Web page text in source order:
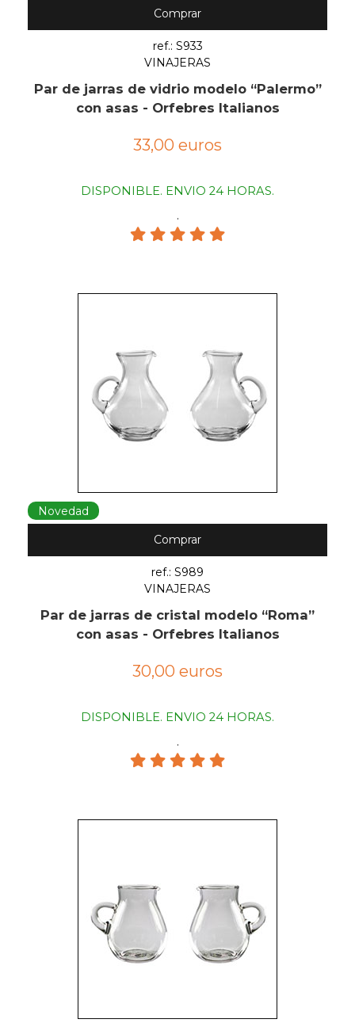
Comprar
ref.: S933
VINAJERAS
Par de jarras de vidrio modelo “Palermo”
con asas - Orfebres Italianos
33,00 euros
DISPONIBLE. ENVIO 24 HORAS.
.
Novedad
Comprar
ref.: S989
VINAJERAS
Par de jarras de cristal modelo “Roma”
con asas - Orfebres Italianos
30,00 euros
DISPONIBLE. ENVIO 24 HORAS.
.